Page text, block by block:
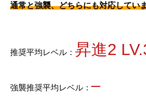
通常と強襲、どちらにも対応してい
推奨平均レベル： 昇進2
強襲推奨平均レベル： –